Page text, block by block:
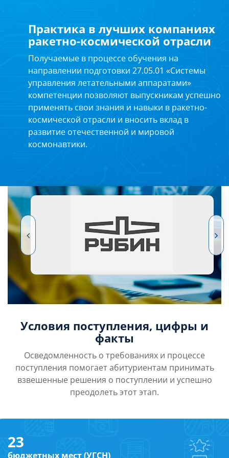
Практика в лучших компаниях
ракетно-космической отрасли
Получаемые в процессе обучения на
направлении подготовки 27.05.01 «Системы
управления летательными аппаратами»
компетенции позволяют выпускникам успешно
применять свои знания и навыки в ракетно-
космической отрасли и вносить вклад в
развитие отечественной и мировой
космонавтики.
Условия поступления, цифры и
факты
Осведомленность о требованиях и процессе
поступления помогает абитуриентам принимать
взвешенные решения о поступлении и успешно
преодолеть этот этап.
23
бюджетных мест (УГСН)